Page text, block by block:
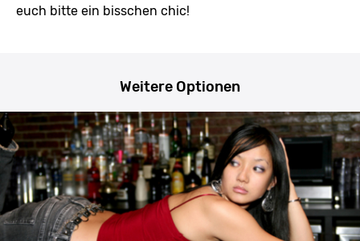
euch bitte ein bisschen chic!
Weitere Optionen